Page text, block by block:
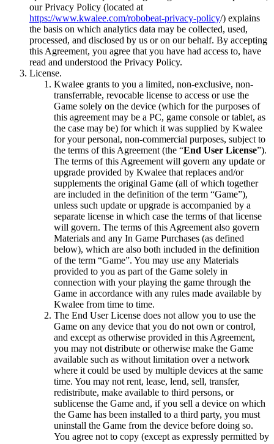
our Privacy Policy (located at
https://www.kwalee.com/robobeat-privacy-policy/) explains
the basis on which analytics data may be collected, used,
processed, and disclosed by us or on our behalf. By accepting
this Agreement, you agree that you have had access to, have
read and understood the Privacy Policy.
License.
Kwalee grants to you a limited, non-exclusive, non-
transferrable, revocable license to access or use the
Game solely on the device (which for the purposes of
this agreement may be a PC, game console or tablet, as
the case may be) for which it was supplied by Kwalee
for your personal, non-commercial purposes, subject to
the terms of this Agreement (the “End User License”).
The terms of this Agreement will govern any update or
upgrade provided by Kwalee that replaces and/or
supplements the original Game (all of which together
are included in the definition of the term “Game”),
unless such update or upgrade is accompanied by a
separate license in which case the terms of that license
will govern. The terms of this Agreement also govern
Materials and any In Game Purchases (as defined
below), which are also both included in the definition
of the term “Game”. You may use any Materials
provided to you as part of the Game solely in
connection with your playing the game through the
Game in accordance with any rules made available by
Kwalee from time to time.
The End User License does not allow you to use the
Game on any device that you do not own or control,
and except as otherwise provided in this Agreement,
you may not distribute or otherwise make the Game
available such as without limitation over a network
where it could be used by multiple devices at the same
time. You may not rent, lease, lend, sell, transfer,
redistribute, make available to third persons, or
sublicense the Game and, if you sell a device on which
the Game has been installed to a third party, you must
uninstall the Game from the device before doing so.
You agree not to copy (except as expressly permitted by